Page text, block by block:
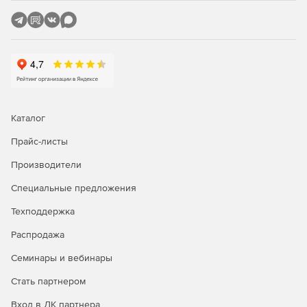
Очистка реестров – удаление неиспользуемых и
старых файлов, включая расширения, средства
Сторонние приложения – удаление списков
Office, Nero, Adobe Acrobat, WinRAR, WinAce, WinZip и
др.
Безопасность
CCleaner предлагает несколько мощных уровней
проверки, для того чтобы никакая важная информация
шпионских или рекламных модулей.
Редакции CCleaner:
Каталог
Прайс-листы
Производители
Специальные предложения
Техподдержка
Распродажа
Семинары и вебинары
Стать партнером
Вход в ЛК партнера